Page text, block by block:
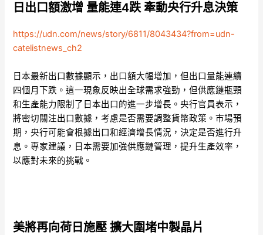
日出口額激增 量能連4跌 牽動央行升息決策
https://udn.com/news/story/6811/8043434?from=udn-
catelistnews_ch2
日本最新出口數據顯示，出口額大幅增加，但出口量能連續
四個月下跌。這一現象反映出全球需求強勁，但供應鏈瓶頸
和生產能力限制了日本出口的進一步增長。央行官員表示，
將密切關注出口數據，考慮是否需要調整貨幣政策。市場預
期，央行可能會根據出口和經濟增長情況，決定是否進行升
息。專家建議，日本需要加強供應鏈管理，提升生產效率，
以應對未來的挑戰。
美將再向荷日施壓 擴大圍堵中製晶片